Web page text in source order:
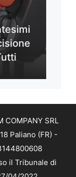
SRL
Paliano (FR) -
il Tribunale di